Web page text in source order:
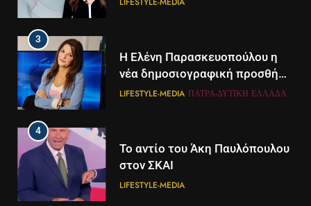
3
Η Ελένη Παρασκευοπούλου η
νέα δημοσιογραφική προσθήκη
του ΣΚΑΪ στην Πάτρα
LIFESTYLE-MEDIA ΠΆΤΡΑ-ΔΥΤΙΚΉ ΕΛΛΆΔΑ
4
Το αντίο του Άκη Παυλόπουλου
στον ΣΚΑΙ
LIFESTYLE-MEDIA